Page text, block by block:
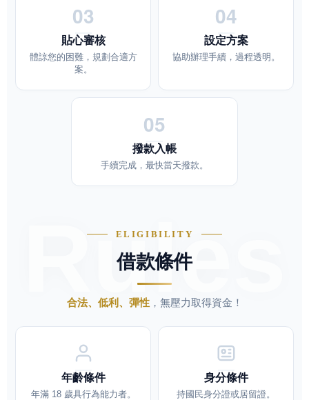
03
貼心審核
體諒您的困難，規劃合適方
案。
04
設定方案
協助辦理手續，過程透明。
05
撥款入帳
手續完成，最快當天撥款。
Rules
ELIGIBILITY
借款條件
合法、低利、彈性，無壓力取得資金！
年齡條件
年滿 18 歲具行為能力者。
身分條件
持國民身分證或居留證。